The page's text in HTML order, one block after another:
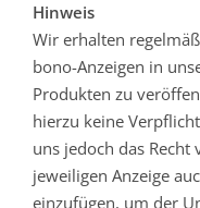
Hinweis
Wir erhalten
bono-Anzeigen in
Produkten zu
hierzu keine
uns jedoch das
jeweiligen Anzeige
einzufügen, um der